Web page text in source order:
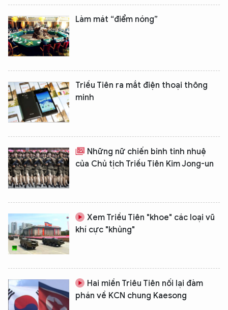
Làm mát “điểm nóng”
Triều Tiên ra mắt điện thoại thông
minh
Những nữ chiến binh tinh nhuệ
của Chủ tịch Triều Tiên Kim Jong-un
Xem Triều Tiên "khoe" các loại vũ
khí cực "khủng"
Hai miền Triêu Tiên nối lại đàm
phán về KCN chung Kaesong
XIN CHÀO,
TÔI LÀ CHATBOT CỦA
Hãy hỏi tôi bất kỳ điều gì bạn cần biết về
An Ninh Thủ Đô nhé. Tôi sẵn sàng hỗ trợ!